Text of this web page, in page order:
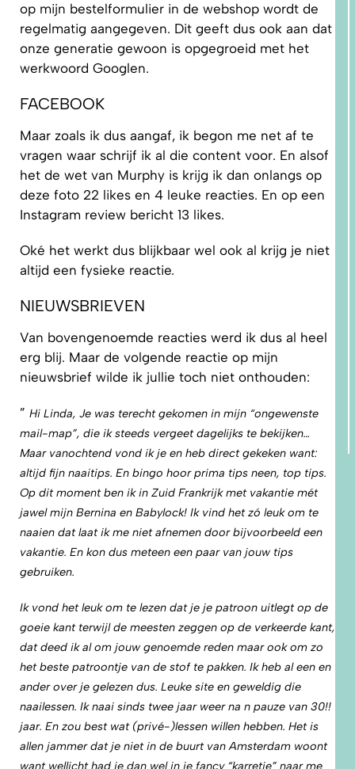
op mijn bestelformulier in de webshop wordt de
regelmatig aangegeven. Dit geeft dus ook aan dat
onze generatie gewoon is opgegroeid met het
werkwoord Googlen.
FACEBOOK
Maar zoals ik dus aangaf, ik begon me net af te
vragen waar schrijf ik al die content voor. En alsof
het de wet van Murphy is krijg ik dan onlangs op
deze foto 22 likes en 4 leuke reacties. En op een
Instagram review bericht 13 likes.
Oké het werkt dus blijkbaar wel ook al krijg je niet
altijd een fysieke reactie.
NIEUWSBRIEVEN
Van bovengenoemde reacties werd ik dus al heel
erg blij. Maar de volgende reactie op mijn
nieuwsbrief wilde ik jullie toch niet onthouden:
” Hi Linda, Je was terecht gekomen in mijn “ongewenste
mail-map”, die ik steeds vergeet dagelijks te bekijken…
Maar vanochtend vond ik je en heb direct gekeken want:
altijd fijn naaitips. En bingo hoor prima tips neen, top tips.
Op dit moment ben ik in Zuid Frankrijk met vakantie mét
jawel mijn Bernina en Babylock! Ik vind het zó leuk om te
naaien dat laat ik me niet afnemen door bijvoorbeeld een
vakantie. En kon dus meteen een paar van jouw tips
gebruiken.
Ik vond het leuk om te lezen dat je je patroon uitlegt op de
goeie kant terwijl de meesten zeggen op de verkeerde kant,
dat deed ik al om jouw genoemde reden maar ook om zo
het beste patroontje van de stof te pakken. Ik heb al een en
ander over je gelezen dus. Leuke site en geweldig die
naailessen. Ik naai sinds twee jaar weer na n pauze van 30!!
jaar. En zou best wat (privé-)lessen willen hebben. Het is
allen jammer dat je niet in de buurt van Amsterdam woont